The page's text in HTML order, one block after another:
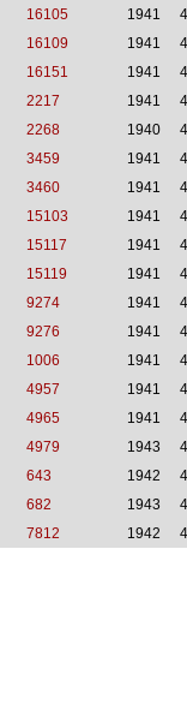
16105 1941
16109 1941
16151 1941
2217 1941
2268 1940
3459 1941
3460 1941
15103 1941
15117 1941
15119 1941
9274 1941
9276 1941
1006 1941
4957 1941
4965 1941
4979 1943
643 1942
682 1943
7812 1942